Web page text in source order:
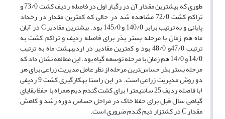
طوری که بیشترین مقدار آن در رگبار اول در فاصله ردیف کشت 73/0 و
تراکم کشت 72/0 مشاهده شد در حالی که کمترین مقدار در رخداد
پایانی و به ترتیب برابر 140/0 و 145/0 بود. بیشترین مقادیر C در آبان
ماه هم زمان با مرحله بستر بذر برای فاصله ردیف و تراکم کشت به
ترتیب 47/0و 48/0 بود و کمترین مقادیر در اردیبهشت ماه به ترتیب
14/0 و 14/0 هم زمان با مرحله توسعه گیاه بود. این مطالعه نشان داد که
مرحله بستر بذر حساس‌ترین مرحله از نظر عامل مدیریت زراعی برای هر
دو روش مدیریت زراعی است. در این راستا به­کارگیری کشت 9 ردیفی
(با فاصله ردیف 25 سانتی­متر) برای کشت گندم دیم همراه با حفظ بقایای
گیاهی سال قبل برای حفظ خاک در مراحل حساس دوره رشد و کاهش
مقدار C در کشتزار دیم گندم ضروری است.